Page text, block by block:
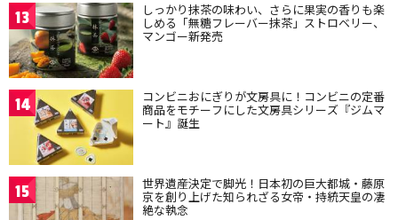
13 しっかり抹茶の味わい、さらに果実の香りも楽
しめる「無糖フレーバー抹茶」ストロベリー、
マンゴー新発売
14 コンビニおにぎりが文房具に！コンビニの定番
商品をモチーフにした文房具シリーズ『ジムマ
ート』誕生
15 世界遺産決定で脚光！日本初の巨大都城・藤原
京を創り上げた知られざる女帝・持統天皇の凄
絶な執念